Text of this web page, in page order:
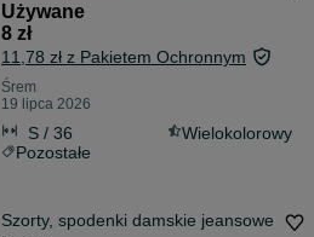
Używane
8 zł
11,78 zł z Pakietem Ochronnym
Śrem
19 lipca 2026
S / 36
Wielokolorowy
Pozostałe
Szorty, spodenki damskie jeansowe